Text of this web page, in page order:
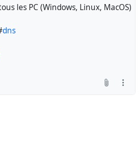
les PC (Windows, Linux, MacOS)
dns